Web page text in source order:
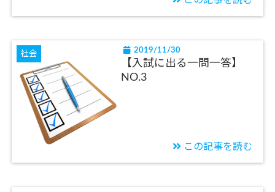
社会 2019/11/30
【入試に出る一問一答】
NO.3
この記事を読む